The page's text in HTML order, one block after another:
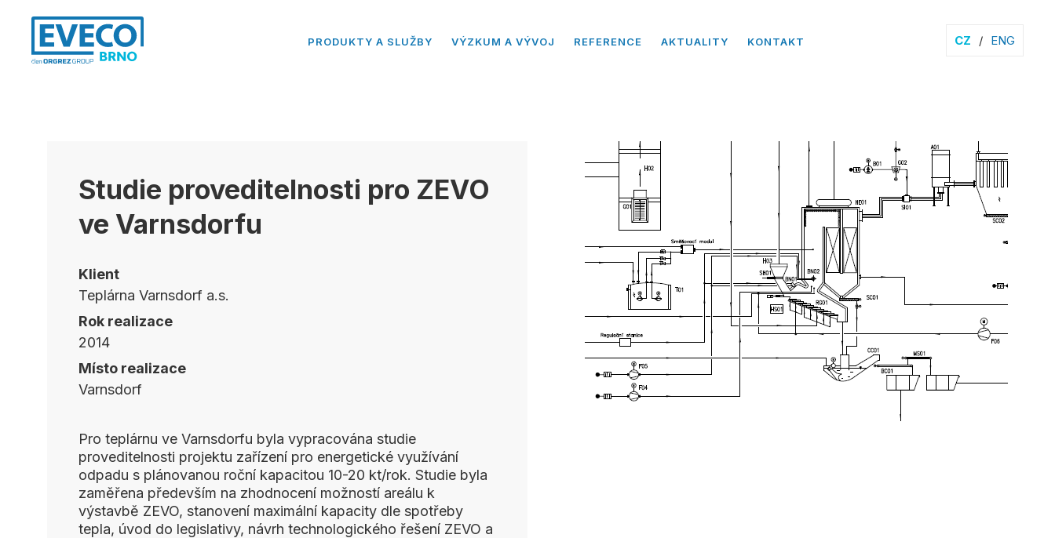
PRODUKTY A SLUŽBY VÝZKUM A VÝVOJ REFERENCE AKTUALITY KONTAKT CZ / ENG
Studie proveditelnosti pro ZEVO
ve Varnsdorfu
Klient
Teplárna Varnsdorf a.s.
Rok realizace
2014
Místo realizace
Varnsdorf
Pro teplárnu ve Varnsdorfu byla vypracována studie
proveditelnosti projektu zařízení pro energetické využívání
odpadu s plánovanou roční kapacitou 10-20 kt/rok. Studie byla
zaměřena především na zhodnocení možností areálu k
výstavbě ZEVO, stanovení maximální kapacity dle spotřeby
tepla, úvod do legislativy, návrh technologického řešení ZEVO a